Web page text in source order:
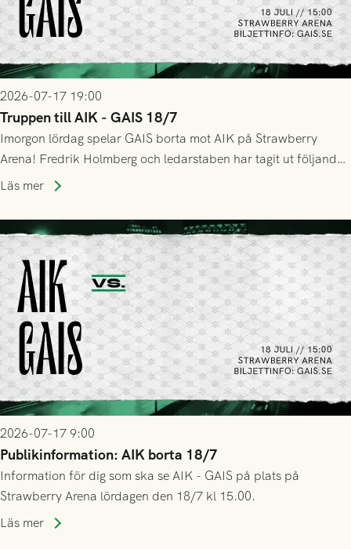
2026-07-17 19:00
Truppen till AIK - GAIS 18/7
Imorgon lördag spelar GAIS borta mot AIK på Strawberry
Arena! Fredrik Holmberg och ledarstaben har tagit ut följande
trupp till matchen:
Läs mer
2026-07-17 9:00
Publikinformation: AIK borta 18/7
Information för dig som ska se AIK - GAIS på plats på
Strawberry Arena lördagen den 18/7 kl 15.00.
Läs mer